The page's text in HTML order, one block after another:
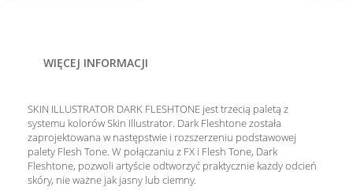
WIĘCEJ INFORMACJI
SKIN ILLUSTRATOR DARK FLESHTONE jest trzecią paletą z
systemu kolorów Skin Illustrator. Dark Fleshtone została
zaprojektowana w następstwie i rozszerzeniu podstawowej
palety Flesh Tone. W połączaniu z FX i Flesh Tone, Dark
Fleshtone, pozwoli artyście odtworzyć praktycznie każdy odcień
skóry, nie ważne jak jasny lub ciemny.